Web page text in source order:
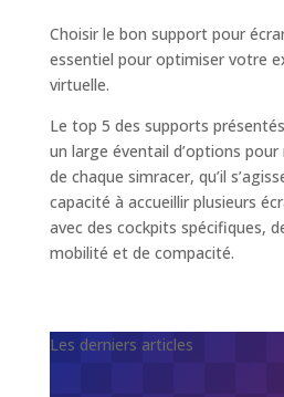
Choisir le bon support pour
essentiel pour optimiser votre
virtuelle.
Le top 5 des supports
un large éventail d’options
de chaque simracer, qu’il
capacité à accueillir plusieurs
avec des cockpits spécifiques,
mobilité et de compacité.
Les derniers articles